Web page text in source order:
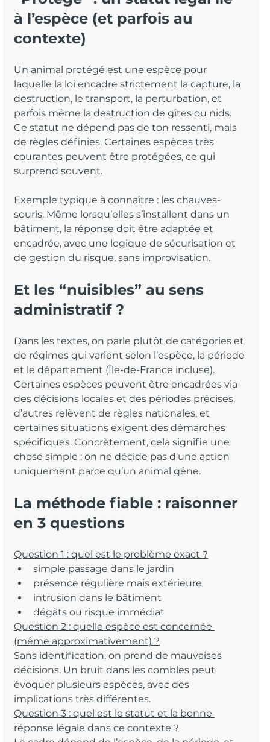
à l’espèce (et parfois au
contexte)
Un animal protégé est une espèce pour
laquelle la loi encadre strictement la capture, la
destruction, le transport, la perturbation, et
parfois même la destruction de gîtes ou nids.
Ce statut ne dépend pas de ton ressenti, mais
de règles définies. Certaines espèces très
courantes peuvent être protégées, ce qui
surprend souvent.
Exemple typique à connaître : les chauves-
souris. Même lorsqu’elles s’installent dans un
bâtiment, la réponse doit être adaptée et
encadrée, avec une logique de sécurisation et
de gestion du risque, sans improvisation.
Et les “nuisibles” au sens
administratif ?
Dans les textes, on parle plutôt de catégories et
de régimes qui varient selon l’espèce, la période
et le département (Île-de-France incluse).
Certaines espèces peuvent être encadrées via
des décisions locales et des périodes précises,
d’autres relèvent de règles nationales, et
certaines situations exigent des démarches
spécifiques. Concrètement, cela signifie une
chose simple : on ne décide pas d’une action
uniquement parce qu’un animal gêne.
La méthode fiable : raisonner
en 3 questions
Question 1 : quel est le problème exact ?
simple passage dans le jardin
présence régulière mais extérieure
intrusion dans le bâtiment
dégâts ou risque immédiat
Question 2 : quelle espèce est concernée
(même approximativement) ?
Sans identification, on prend de mauvaises
décisions. Un bruit dans les combles peut
évoquer plusieurs espèces, avec des
implications très différentes.
Question 3 : quel est le statut et la bonne
réponse légale dans ce contexte ?